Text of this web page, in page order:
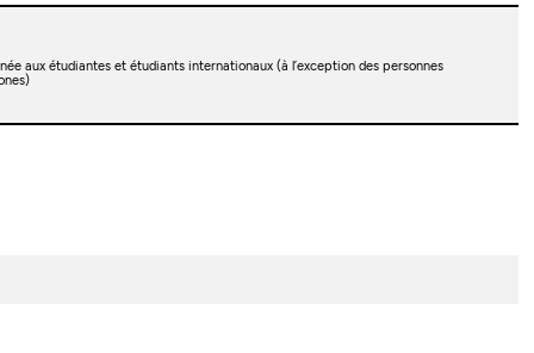
aux étudiantes et étudiants internationaux (à l’exception des personnes